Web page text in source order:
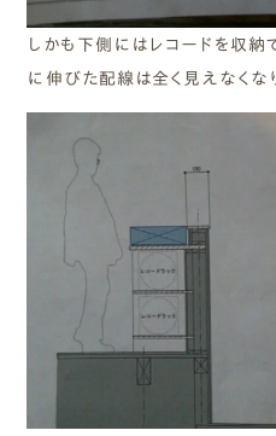
しかも下側にはレコードを収納
に伸びた配線は全く見えなくな